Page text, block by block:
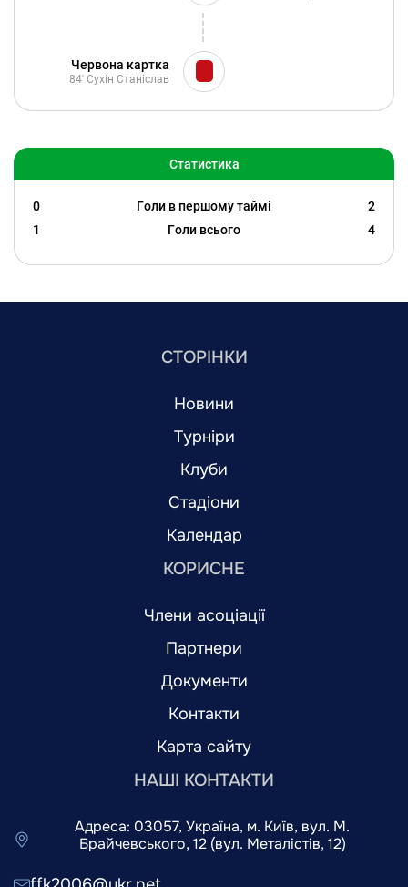
Червона картка
84'Сухін Станіслав
Статистика
0 Голи в першому таймі
2
1
Голи всього 4
СТОРІНКИ
Новини
Турніри
Клуби
Стадіони
Календар
КОРИСНЕ
Члени асоціації
Партнери
Документи
Контакти
Карта сайту
НАШІ КОНТАКТИ
Адреса: 03057, Україна, м. Київ, вул. М.
Брайчевського, 12 (вул. Металістів, 12)